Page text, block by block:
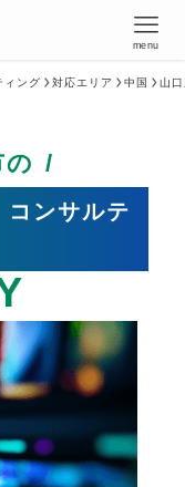
menu
ィング 対応エリア 中国 山
ンサルテ